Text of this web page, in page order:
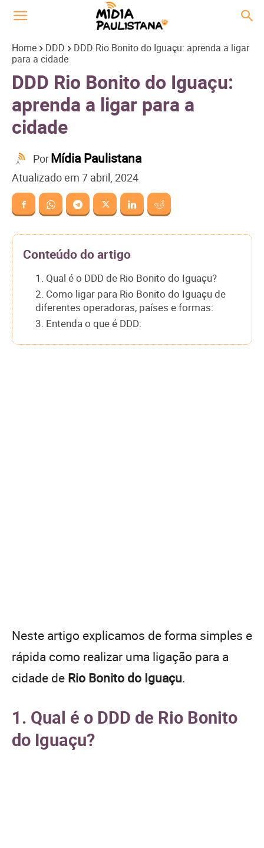
Home DDD
DDD Rio Bonito do Iguaçu: aprenda a ligar
para a cidade
DDD Rio Bonito do Iguaçu:
aprenda a ligar para a
cidade
PorMídia Paulistana
Atualizado em 7 abril, 2024
Conteúdo do artigo
1. Qual é o DDD de Rio Bonito do Iguaçu?
2. Como ligar para Rio Bonito do Iguaçu de
diferentes operadoras, países e formas:
3. Entenda o que é DDD:
Neste artigo explicamos de forma simples e
rápida como realizar uma ligação para a
cidade de Rio Bonito do Iguaçu.
1. Qual é o DDD de Rio Bonito
do Iguaçu?